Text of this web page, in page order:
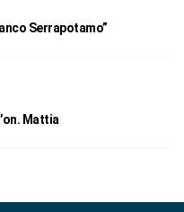
Serrapotamo”
Mattia